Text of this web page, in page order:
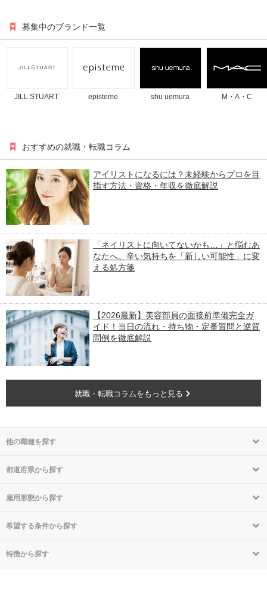
募集中のブランド一覧
JILL STUART episteme shu uemura M・A・C
おすすめの就職・転職コラム
アイリストになるには？未経験からプロを目
指す方法・資格・年収を徹底解説
「ネイリストに向いてないかも…」と悩むあ
なたへ。辛い気持ちを「新しい可能性」に変
える処方箋
【2026最新】美容部員の面接前準備完全ガ
イド！当日の流れ・持ち物・定番質問と逆質
問例を徹底解説
就職・転職コラムをもっと見る
他の職種を探す
都道府県から探す
雇用形態から探す
希望する条件から探す
特徴から探す